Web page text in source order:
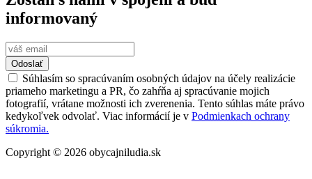
informovaný
Odoslať
Súhlasím so spracúvaním osobných údajov na účely realizácie
priameho marketingu a PR, čo zahŕňa aj spracúvanie mojich
fotografií, vrátane možnosti ich zverenenia. Tento súhlas máte právo
kedykoľvek odvolať. Viac informácií je v Podmienkach ochrany
súkromia.
Copyright © 2026 obycajniludia.sk